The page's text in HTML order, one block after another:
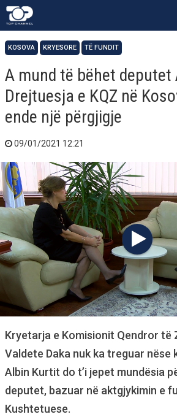
KOSOVA KRYESORE TË FUNDIT
A mund të bëhet deputet
Drejtuesja e KQZ në
ende një përgjigje
09/01/2021 12:21
Kryetarja e Komisionit Qendror të
Valdete Daka nuk ka treguar nëse
Albin Kurtit do t’i jepet mundësia
deputet, bazuar në aktgjykimin e
Kushtetuese.